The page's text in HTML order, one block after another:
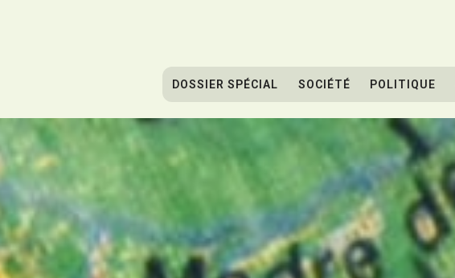
DOSSIER SPÉCIAL SOCIÉTÉ POLITIQUE